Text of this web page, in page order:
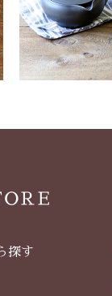
探す